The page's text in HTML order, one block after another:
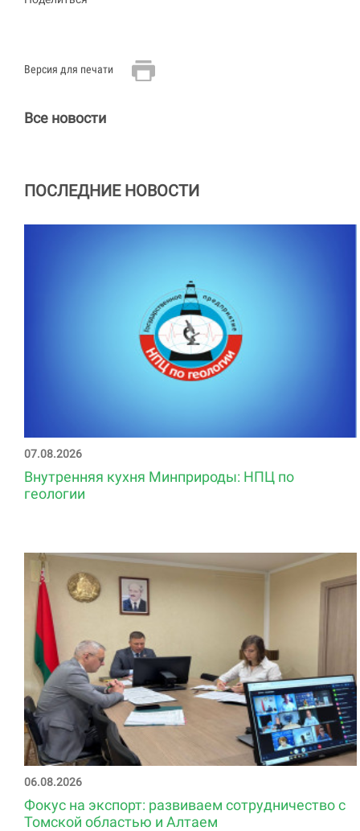
Версия для печати
Все новости
ПОСЛЕДНИЕ НОВОСТИ
07.08.2026
Внутренняя кухня Минприроды: НПЦ по
геологии
06.08.2026
Фокус на экспорт: развиваем сотрудничество с
Томской областью и Алтаем